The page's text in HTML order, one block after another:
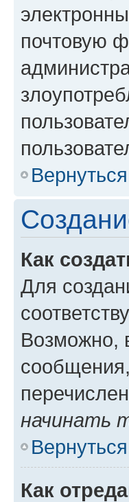
почтовую
Как
Для
Возможно,
начинать
Как